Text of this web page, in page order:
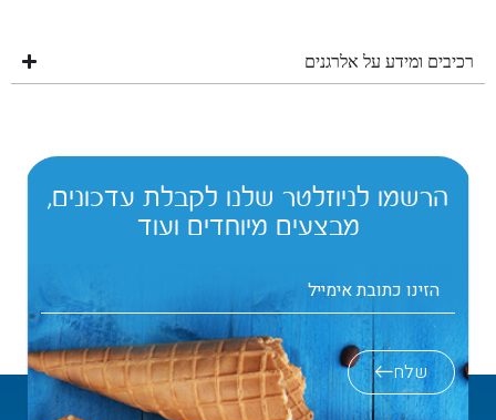
רכיבים ומידע על אלרגנים
הרשמו לניוזלטר שלנו לקבלת עדכונים,
מבצעים מיוחדים ועוד
שלח